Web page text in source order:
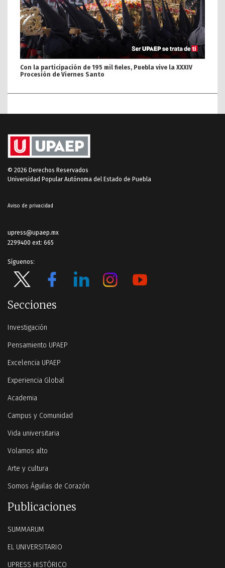
Con la participación de 195 mil fieles, Puebla vive la XXXIV
Procesión de Viernes Santo
© 2026 Derechos Reservados
Universidad Popular Autónoma del Estado de Puebla
Aviso de privacidad
upress@upaep.mx
2299400 ext: 665
Síguenos:
Secciones
Investigación
Pensamiento UPAEP
Excelencia UPAEP
Experiencia Global
Academia
Campus y Comunidad
Vida universitaria
Volamos alto
Arte y cultura
Somos Águilas de Corazón
Publicaciones
SUMMARUM
EL UNIVERSITARIO
UPRESS HISTÓRICO